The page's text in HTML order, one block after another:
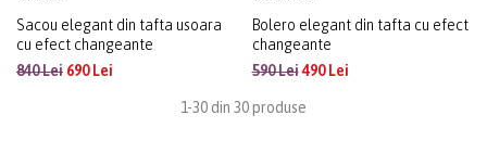
Sacou elegant din tafta usoara
cu efect changeante
840 Lei 690 Lei
Bolero elegant din tafta cu efect
changeante
590 Lei490 Lei
1-30 din 30 produse